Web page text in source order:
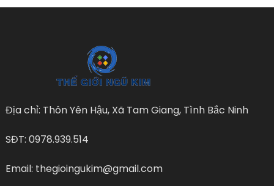
Địa chỉ: Thôn Yên Hậu, Xã Tam Giang, Tình Bắc Ninh
SĐT: 0978.939.514
Email: thegioingukim@gmail.com